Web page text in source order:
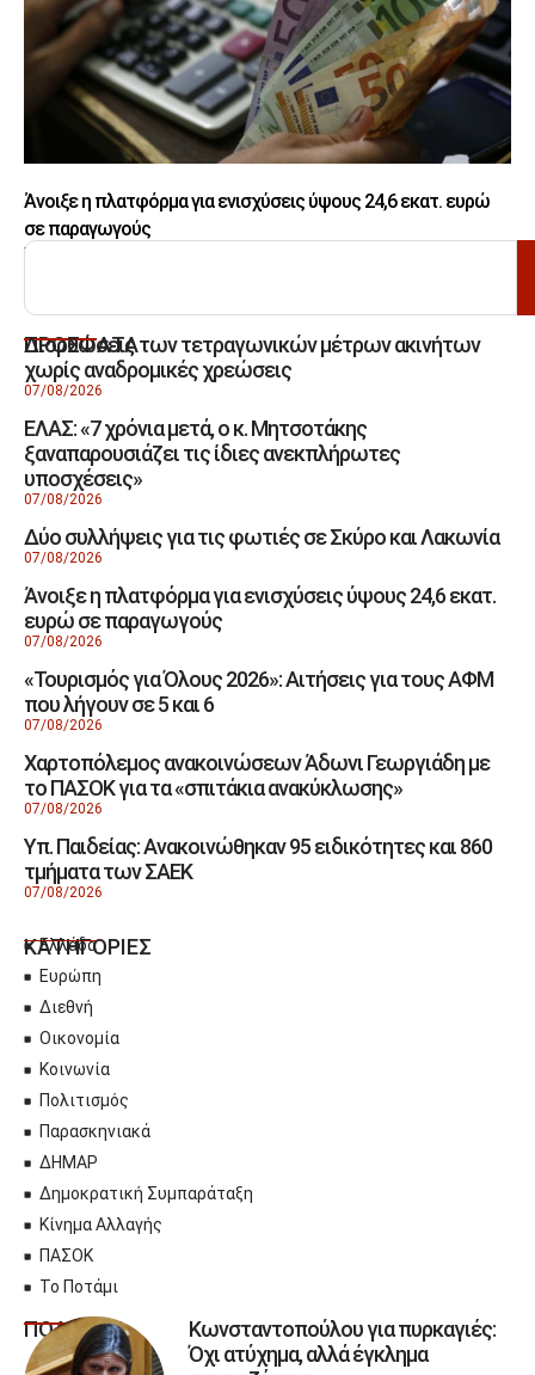
Άνοιξε η πλατφόρμα για ενισχύσεις ύψους 24,6 εκατ. ευρώ
σε παραγωγούς
ΑΝΑΖΗΤΗΣΗ
ΠΡΟΣΦΑΤΑ
Διορθώσεις των τετραγωνικών μέτρων ακινήτων
χωρίς αναδρομικές χρεώσεις
07/08/2026
ΕΛΑΣ: «7 χρόνια μετά, ο κ. Μητσοτάκης
ξαναπαρουσιάζει τις ίδιες ανεκπλήρωτες
υποσχέσεις»
07/08/2026
Δύο συλλήψεις για τις φωτιές σε Σκύρο και Λακωνία
07/08/2026
Άνοιξε η πλατφόρμα για ενισχύσεις ύψους 24,6 εκατ.
ευρώ σε παραγωγούς
07/08/2026
«Τουρισμός για Όλους 2026»: Αιτήσεις για τους ΑΦΜ
που λήγουν σε 5 και 6
07/08/2026
Χαρτοπόλεμος ανακοινώσεων Άδωνι Γεωργιάδη με
το ΠΑΣΟΚ για τα «σπιτάκια ανακύκλωσης»
07/08/2026
Υπ. Παιδείας: Ανακοινώθηκαν 95 ειδικότητες και 860
τμήματα των ΣΑΕΚ
07/08/2026
ΚΑΤΗΓΟΡΙΕΣ
Ελλάδα
Ευρώπη
Διεθνή
Οικονομία
Κοινωνία
Πολιτισμός
Παρασκηνιακά
ΔΗΜΑΡ
Δημοκρατική Συμπαράταξη
Κίνημα Αλλαγής
ΠΑΣΟΚ
Το Ποτάμι
ΠΟΛΙΤΙΚΗ
Κωνσταντοπούλου για πυρκαγιές:
Όχι ατύχημα, αλλά έγκλημα